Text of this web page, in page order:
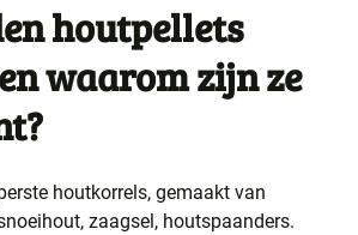
houtpellets
waarom zijn ze
houtkorrels, gemaakt van
zaagsel, houtspaanders.